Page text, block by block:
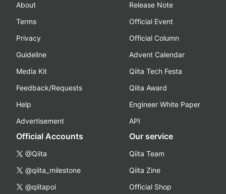
About
Terms
Privacy
Guideline
Media Kit
Feedback/Requests
Help
Advertisement
Release Note
Official Event
Official Column
Advent Calendar
Qiita Tech Festa
Qiita Award
Engineer White Paper
API
Official Accounts
@Qiita
@qiita_milestone
@qiitapoi
Our service
Qiita Team
Qiita Zine
Official Shop